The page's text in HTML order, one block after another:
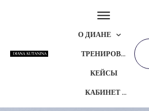
О ДИАНЕ
ТРЕНИРОВКИ
КЕЙСЫ
КАБИНЕТ УЧЕНИКА